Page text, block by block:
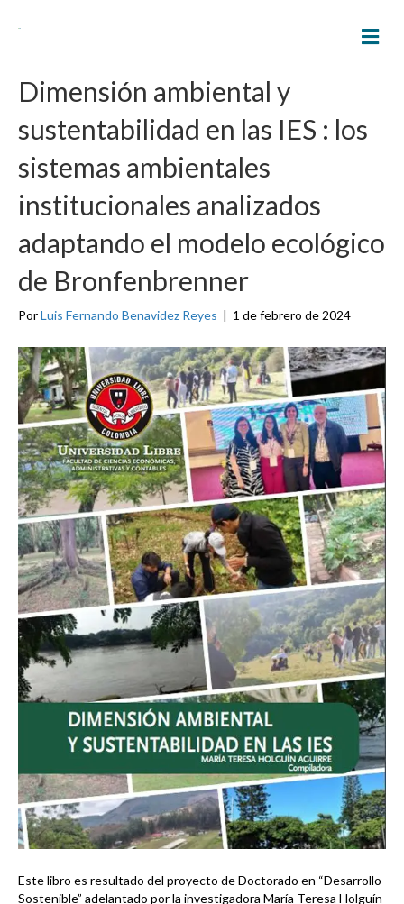
M
E
Dimensión ambiental y
sustentabilidad en las IES : los
sistemas ambientales
institucionales analizados
adaptando el modelo ecológico
de Bronfenbrenner
PorLuis Fernando Benavidez Reyes | 1 de febrero de 2024
Este libro es resultado del proyecto de Doctorado en “Desarrollo
Sostenible” adelantado por la investigadora María Teresa Holguín